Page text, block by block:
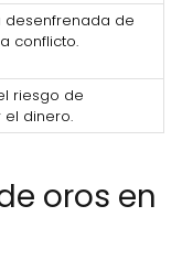
desenfrenada de
conflicto.
riesgo de
dinero.
oros en